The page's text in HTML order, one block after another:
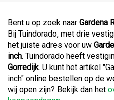
Bent u op zoek naar Gardena
Bij Tuindorado, met drie
het juiste adres voor uw
inch. Tuindorado heeft
Gorredijk. U kunt het artikel
inch" online bestellen op de
wij open zijn? Bekijk dan het